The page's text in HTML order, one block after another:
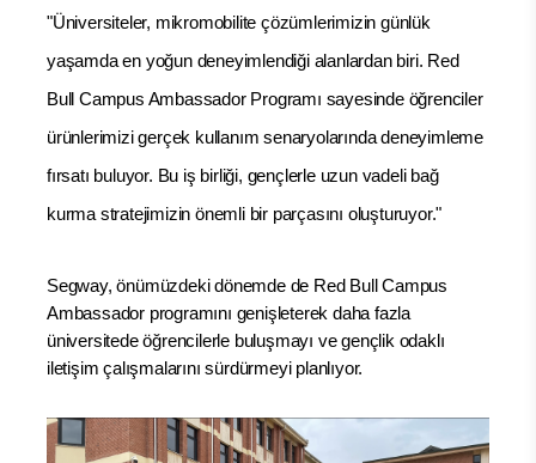
"Üniversiteler, mikromobilite çözümlerimizin günlük
yaşamda en yoğun deneyimlendiği alanlardan biri. Red
Bull Campus Ambassador Programı sayesinde öğrenciler
ürünlerimizi gerçek kullanım senaryolarında deneyimleme
fırsatı buluyor. Bu iş birliği, gençlerle uzun vadeli bağ
kurma stratejimizin önemli bir parçasını oluşturuyor."
Segway, önümüzdeki dönemde de Red Bull Campus
Ambassador programını genişleterek daha fazla
üniversitede öğrencilerle buluşmayı ve gençlik odaklı
iletişim çalışmalarını sürdürmeyi planlıyor.